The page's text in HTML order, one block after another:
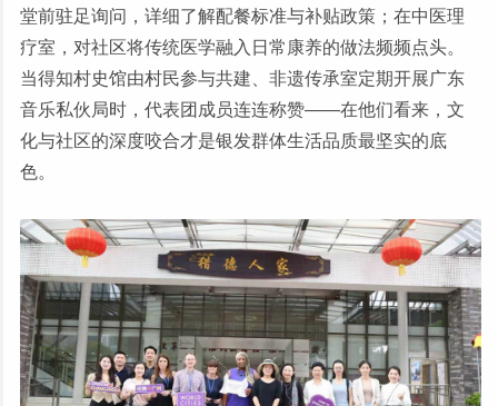
堂前驻足询问，详细了解配餐标准与补贴政策；在中医理
疗室，对社区将传统医学融入日常康养的做法频频点头。
当得知村史馆由村民参与共建、非遗传承室定期开展广东
音乐私伙局时，代表团成员连连称赞——在他们看来，文
化与社区的深度咬合才是银发群体生活品质最坚实的底
色。